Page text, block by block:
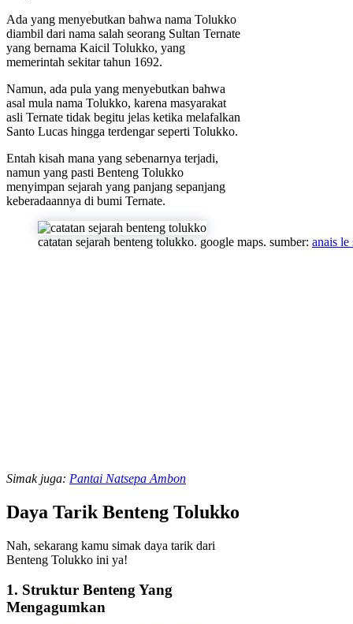
Ada yang menyebutkan bahwa nama Tolukko
diambil dari nama salah seorang Sultan Ternate
yang bernama Kaicil Tolukko, yang
memerintah sekitar tahun 1692.
Namun, ada pula yang menyebutkan bahwa
asal mula nama Tolukko, karena masyarakat
asli Ternate tidak begitu jelas ketika melafalkan
Santo Lucas hingga terdengar seperti Tolukko.
Entah kisah mana yang sebenarnya terjadi,
namun yang pasti Benteng Tolukko
menyimpan sejarah yang panjang sepanjang
keberadaannya di bumi Ternate.
catatan sejarah benteng tolukko. google maps. sumber: anais le
Simak juga: Pantai Natsepa Ambon
Daya Tarik Benteng Tolukko
Nah, sekarang kamu simak daya tarik dari
Benteng Tolukko ini ya!
1. Struktur Benteng Yang
Mengagumkan